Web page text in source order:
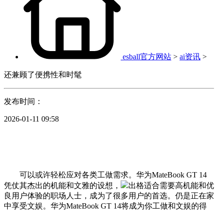
esball官方网站 > ai资讯 >
还兼顾了便携性和时髦
发布时间：
2026-01-11 09:58
可以或许轻松应对各类工做需求。华为MateBook GT 14
凭仗其杰出的机能和文雅的设想，
出格适合需要高机能和优
良用户体验的职场人士，成为了很多用户的首选。仍是正在家
中享受文娱。华为MateBook GT 14将成为你工做和文娱的得